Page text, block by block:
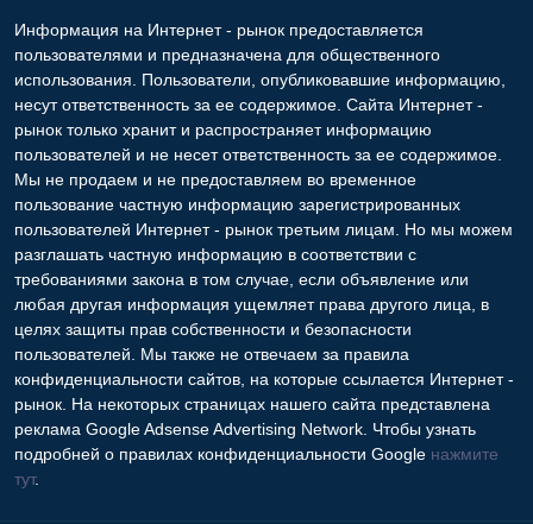
Информация на Интернет - рынок предоставляется
пользователями и предназначена для общественного
использования. Пользователи, опубликовавшие информацию,
несут ответственность за ее содержимое. Сайта Интернет -
рынок только хранит и распространяет информацию
пользователей и не несет ответственность за ее содержимое.
Мы не продаем и не предоставляем во временное
пользование частную информацию зарегистрированных
пользователей Интернет - рынок третьим лицам. Но мы можем
разглашать частную информацию в соответствии с
требованиями закона в том случае, если объявление или
любая другая информация ущемляет права другого лица, в
целях защиты прав собственности и безопасности
пользователей. Мы также не отвечаем за правила
конфиденциальности сайтов, на которые ссылается Интернет -
рынок. На некоторых страницах нашего сайта представлена
реклама Google Adsense Advertising Network. Чтобы узнать
подробней о правилах конфиденциальности Google нажмите
тут.